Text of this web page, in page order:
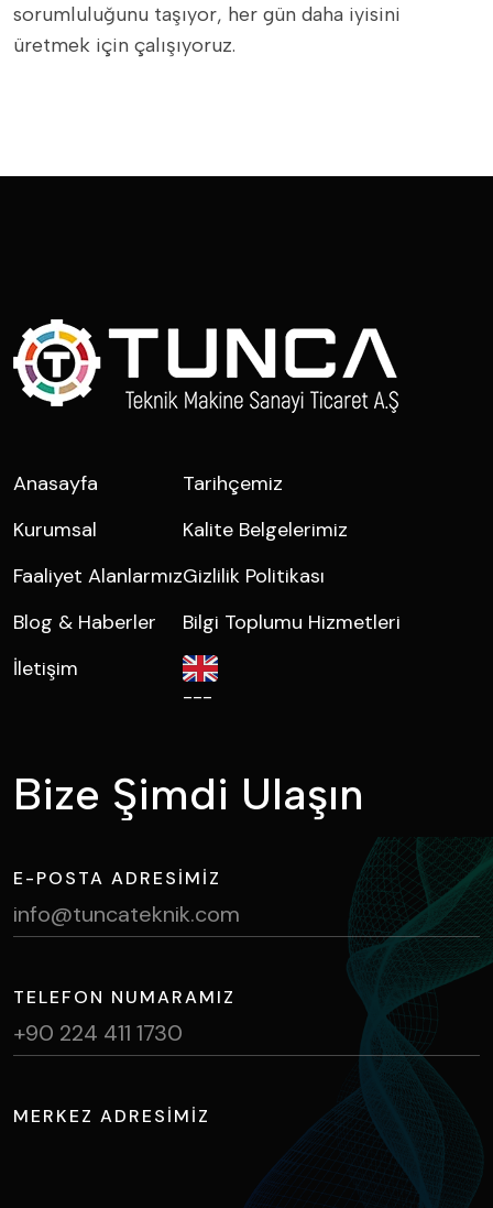
sorumluluğunu taşıyor, her gün daha iyisini
üretmek için çalışıyoruz.
Anasayfa
Kurumsal
Faaliyet Alanlarmız
Blog & Haberler
İletişim
Tarihçemiz
Kalite Belgelerimiz
Gizlilik Politikası
Bilgi Toplumu Hizmetleri
---
Bize Şimdi Ulaşın
E-POSTA ADRESIMIZ
info@tuncateknik.com
TELEFON NUMARAMIZ
+90 224 411 1730
MERKEZ ADRESIMIZ
Ihlamur Caddesi, NOSAB No:2 Nilüfer / BURSA